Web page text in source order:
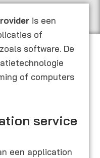
is een
of
software. De
of computers
service
een application